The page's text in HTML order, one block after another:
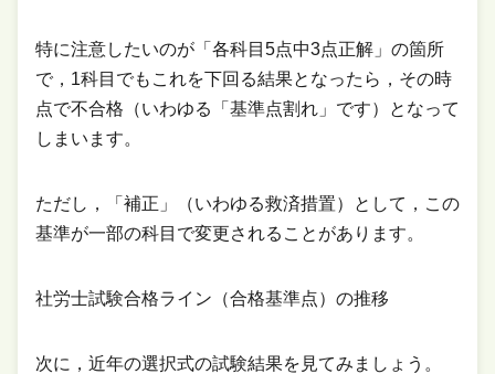
特に注意したいのが「各科目5点中3点正解」の箇所
で，1科目でもこれを下回る結果となったら，その時
点で不合格（いわゆる「基準点割れ」です）となって
しまいます。
ただし，「補正」（いわゆる救済措置）として，この
基準が一部の科目で変更されることがあります。
社労士試験合格ライン（合格基準点）の推移
次に，近年の選択式の試験結果を見てみましょう。